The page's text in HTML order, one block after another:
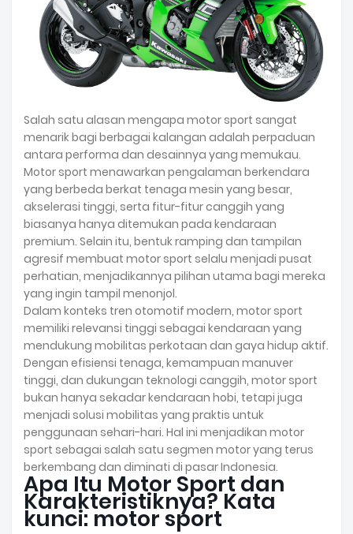
Salah satu alasan mengapa motor sport sangat
menarik bagi berbagai kalangan adalah perpaduan
antara performa dan desainnya yang memukau.
Motor sport menawarkan pengalaman berkendara
yang berbeda berkat tenaga mesin yang besar,
akselerasi tinggi, serta fitur-fitur canggih yang
biasanya hanya ditemukan pada kendaraan
premium. Selain itu, bentuk ramping dan tampilan
agresif membuat motor sport selalu menjadi pusat
perhatian, menjadikannya pilihan utama bagi mereka
yang ingin tampil menonjol.
Dalam konteks tren otomotif modern, motor sport
memiliki relevansi tinggi sebagai kendaraan yang
mendukung mobilitas perkotaan dan gaya hidup aktif.
Dengan efisiensi tenaga, kemampuan manuver
tinggi, dan dukungan teknologi canggih, motor sport
bukan hanya sekadar kendaraan hobi, tetapi juga
menjadi solusi mobilitas yang praktis untuk
penggunaan sehari-hari. Hal ini menjadikan motor
sport sebagai salah satu segmen motor yang terus
berkembang dan diminati di pasar Indonesia.
Apa Itu Motor Sport dan
Karakteristiknya? Kata
kunci: motor sport